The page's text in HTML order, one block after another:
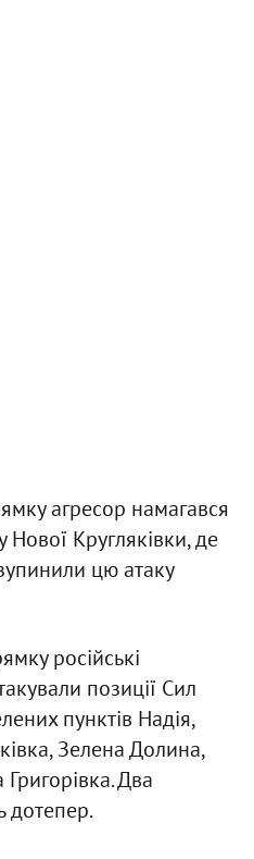
агресор намагався
Кругляківки, де
цю атаку
російські
позиції Сил
пунктів Надія,
Зелена Долина,
Григорівка. Два
дотепер.